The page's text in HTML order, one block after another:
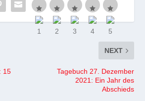
15
NEXT
Tagebuch 27. Dezember
2021: Ein Jahr des
Abschieds